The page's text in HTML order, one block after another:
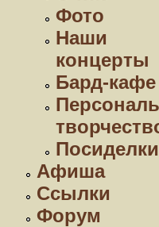
Фото
Наши
концерты
Бард-кафе
Посиделки
Афиша
Ссылки
Форум